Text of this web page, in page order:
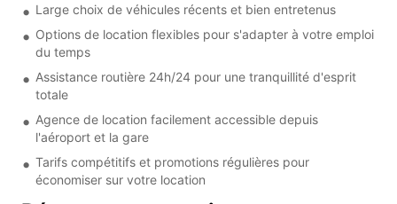
Large choix de véhicules récents et bien entretenus
Options de location flexibles pour s'adapter à votre emploi
du temps
Assistance routière 24h/24 pour une tranquillité d'esprit
totale
Agence de location facilement accessible depuis
l'aéroport et la gare
Tarifs compétitifs et promotions régulières pour
économiser sur votre location